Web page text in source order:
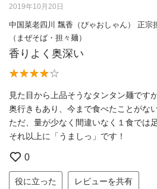
2019年10月20日
中国菜老四川 飄香（ぴゃおしゃん） 正宗
（まぜそば・担々麺）
香りよく奥深い
見た目から上品そうなタンタン麺です
奥行きもあり、今まで食べたことがな
ただ、量が少なく間違いなく１食では
それ以上に「うましっ」です！
0
役に立った レビューを共有